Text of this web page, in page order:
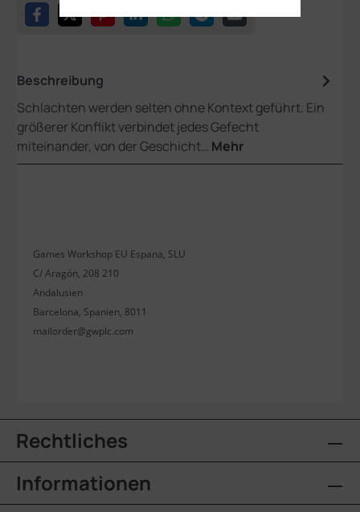
Beschreibung
Schlachten werden selten ohne Kontext geführt. Ein
größerer Konflikt verbindet jedes Gefecht
miteinander, von der Geschicht… Mehr
Games Workshop EU Espana, SLU
C/ Aragón, 208 210
Andalusien
Barcelona, Spanien, 8011
mailorder@gwplc.com
Rechtliches
Informationen